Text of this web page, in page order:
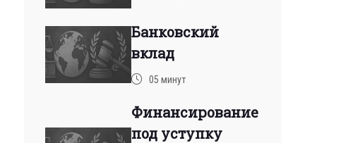
Банковский
вклад
05 минут
Финансирование
под уступку